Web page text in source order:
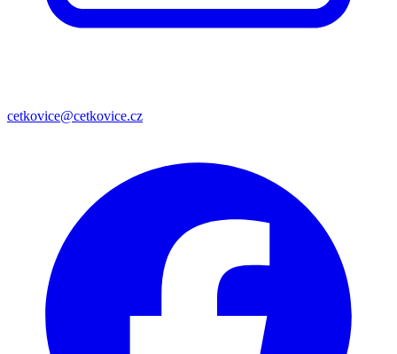
cetkovice@cetkovice.cz